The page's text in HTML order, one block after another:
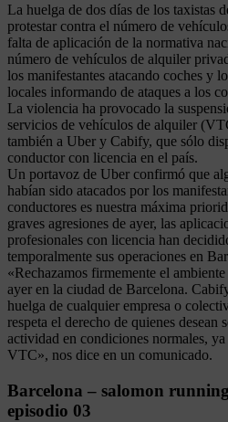
La huelga de dos días de los taxistas
protestar contra el número de
falta de aplicación de la normativa
número de vehículos de alquiler
los manifestantes atacando coches y
locales informando de ataques a los
La violencia ha provocado la
servicios de vehículos de alquiler
también a Uber y Cabify, que sólo
conductor con licencia en el país.
Un portavoz de Uber confirmó que
habían sido atacados por los
conductores es nuestra máxima
graves agresiones de ayer, las
profesionales con licencia han
temporalmente sus operaciones en
«Rechazamos firmemente el
ayer en la ciudad de Barcelona.
huelga de cualquier empresa o
respeta el derecho de quienes desean
actividad en condiciones normales,
VTC», nos dice en un comunicado.
Barcelona – salomon
episodio 03